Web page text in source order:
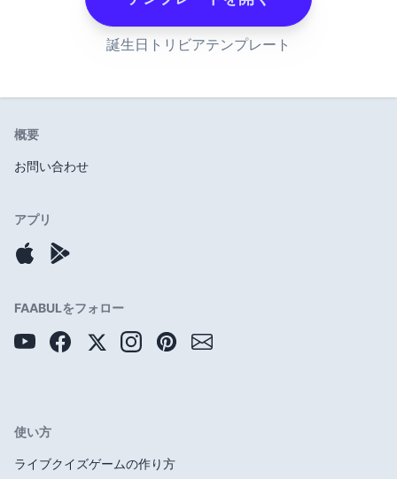
誕生日トリビアテンプレート
概要
お問い合わせ
アプリ
FAABULをフォロー
使い方
ライブクイズゲームの作り方